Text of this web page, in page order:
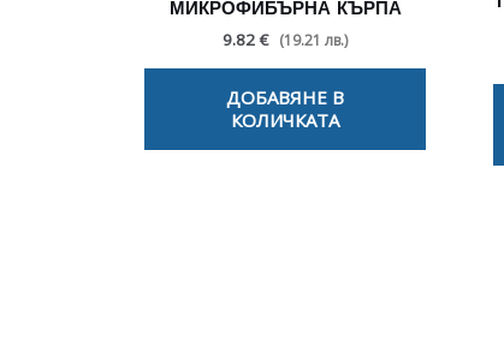
МИКРОФИБЪРНА КЪРПА
9.82 € (19.21 лв.)
ДОБАВЯНЕ В
КОЛИЧКАТА